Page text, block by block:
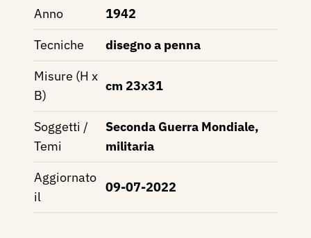
Anno
1942
Tecniche
disegno a penna
Misure (H x
B)
cm 23x31
Soggetti /
Temi
Seconda Guerra Mondiale,
militaria
Aggiornato
il
09-07-2022